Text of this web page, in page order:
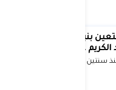
الكريم غانم
سنتين